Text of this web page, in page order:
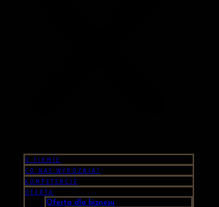
O FIRMIE
CO NAS WYRÓŻNIA?
KOMPETENCJE
OFERTA
Oferta dla biznesu